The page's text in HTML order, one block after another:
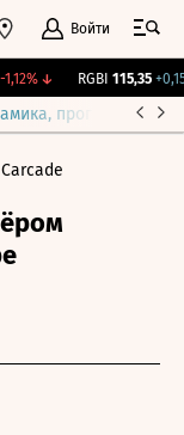
Войти
↓ RGBI 115,35
прогнозы